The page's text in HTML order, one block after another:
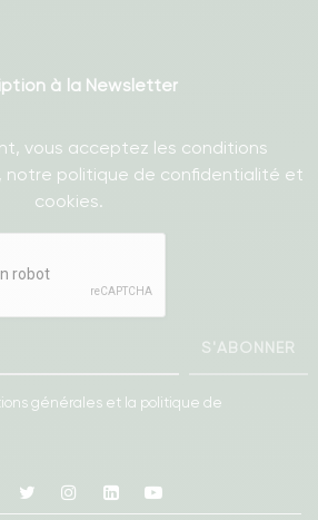
à la Newsletter
vous acceptez les conditions
notre politique de confidentialité et
cookies.
S'ABONNER
générales et la politique de
Facebook
Twitter InstagramLinkedin